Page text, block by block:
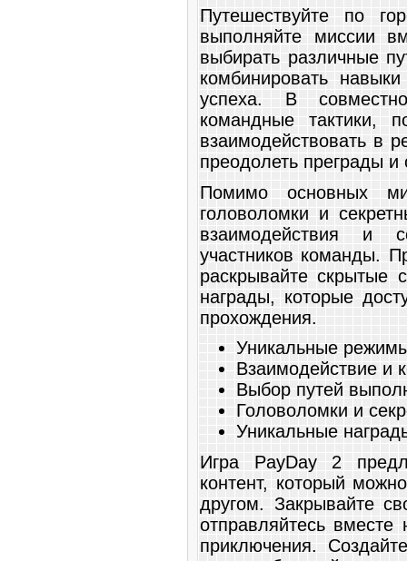
Путешествуйте по
выполняйте миссии
выбирать различные
комбинировать
успеха. В
командные тактики,
взаимодействовать в
преодолеть преграды и
Помимо основных
головоломки и
взаимодействия и
участников команды.
раскрывайте скрытые
награды, которые
прохождения.
Уникальные
Взаимодействие и
Выбор путей
Головоломки и
Уникальные
Игра PayDay 2
контент, который
другом. Закрывайте
отправляйтесь
приключения.